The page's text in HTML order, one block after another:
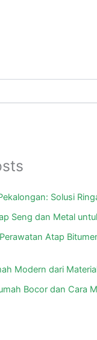
Solusi
Seng dan Metal
Atap
Modern dari
Bocor dan Cara